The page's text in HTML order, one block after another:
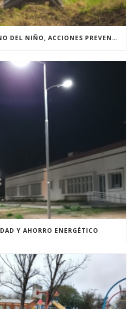
PUERTO: FENÓMENO DEL NIÑO, ACCIONES PREVENTIVAS Y OBRAS.
Y AHORRO ENERGÉTICO